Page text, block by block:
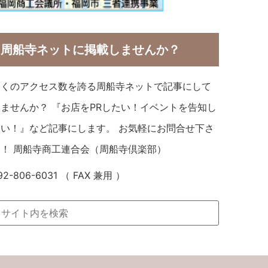
周船寺ネットに掲載しませんか？
のアクセス数を誇る周船寺ネットで記事にして
せんか？ 『お店をPRしたい！イベントを告知し
！』など記事にします。 お気軽にお問合せ下さ
周船寺商工連合会（周船寺倶楽部）
806-6031 （ FAX 兼用 ）